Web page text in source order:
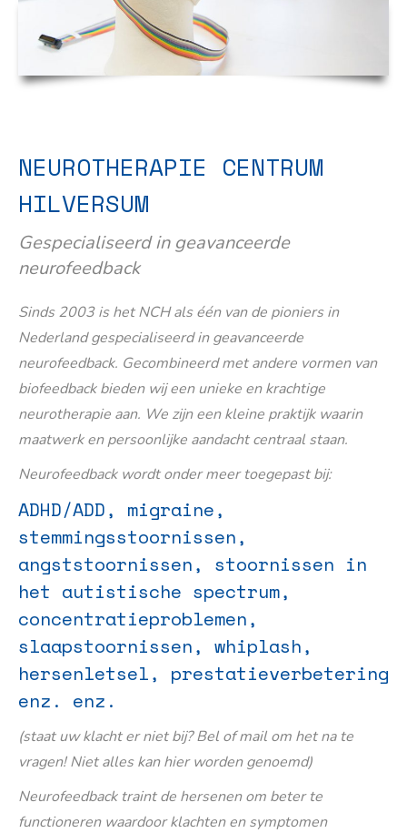
NEUROTHERAPIE CENTRUM
HILVERSUM
Gespecialiseerd in geavanceerde
neurofeedback
Sinds 2003 is het NCH als één van de pioniers in
Nederland gespecialiseerd in geavanceerde
neurofeedback. Gecombineerd met andere vormen van
biofeedback bieden wij een unieke en krachtige
neurotherapie aan. We zijn een kleine praktijk waarin
maatwerk en persoonlijke aandacht centraal staan.
Neurofeedback wordt onder meer toegepast bij:
ADHD/ADD, migraine,
stemmingsstoornissen,
angststoornissen, stoornissen in
het autistische spectrum,
concentratieproblemen,
slaapstoornissen, whiplash,
hersenletsel, prestatieverbetering
enz. enz.
(staat uw klacht er niet bij? Bel of mail om het na te
vragen! Niet alles kan hier worden genoemd)
Neurofeedback traint de hersenen om beter te
functioneren waardoor klachten en symptomen